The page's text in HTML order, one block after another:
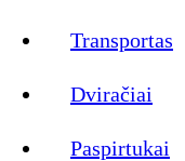
Transportas
Dviračiai
Paspirtukai